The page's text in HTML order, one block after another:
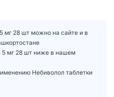
мг 28 шт можно на сайте и в
5 мг 28 шт ниже в нашем
Небиволол таблетки